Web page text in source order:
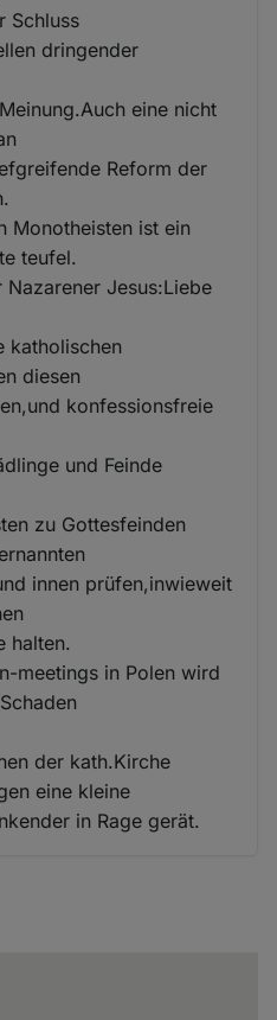
Schluss
dringender
eine nicht
Reform der
Monotheisten ist ein
teufel.
Jesus:Liebe
katholischen
diesen
konfessionsfreie
und Feinde
zu Gottesfeinden
innen prüfen,inwieweit
halten.
meetings in Polen wird
der kath.Kirche
eine kleine
in Rage gerät.